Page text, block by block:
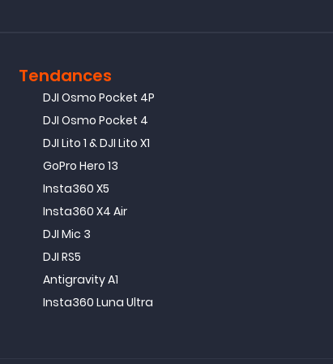
Tendances
DJI Osmo Pocket 4P
DJI Osmo Pocket 4
DJI Lito 1 & DJI Lito X1
GoPro Hero 13
Insta360 X5
Insta360 X4 Air
DJI Mic 3
DJI RS5
Antigravity A1
Insta360 Luna Ultra